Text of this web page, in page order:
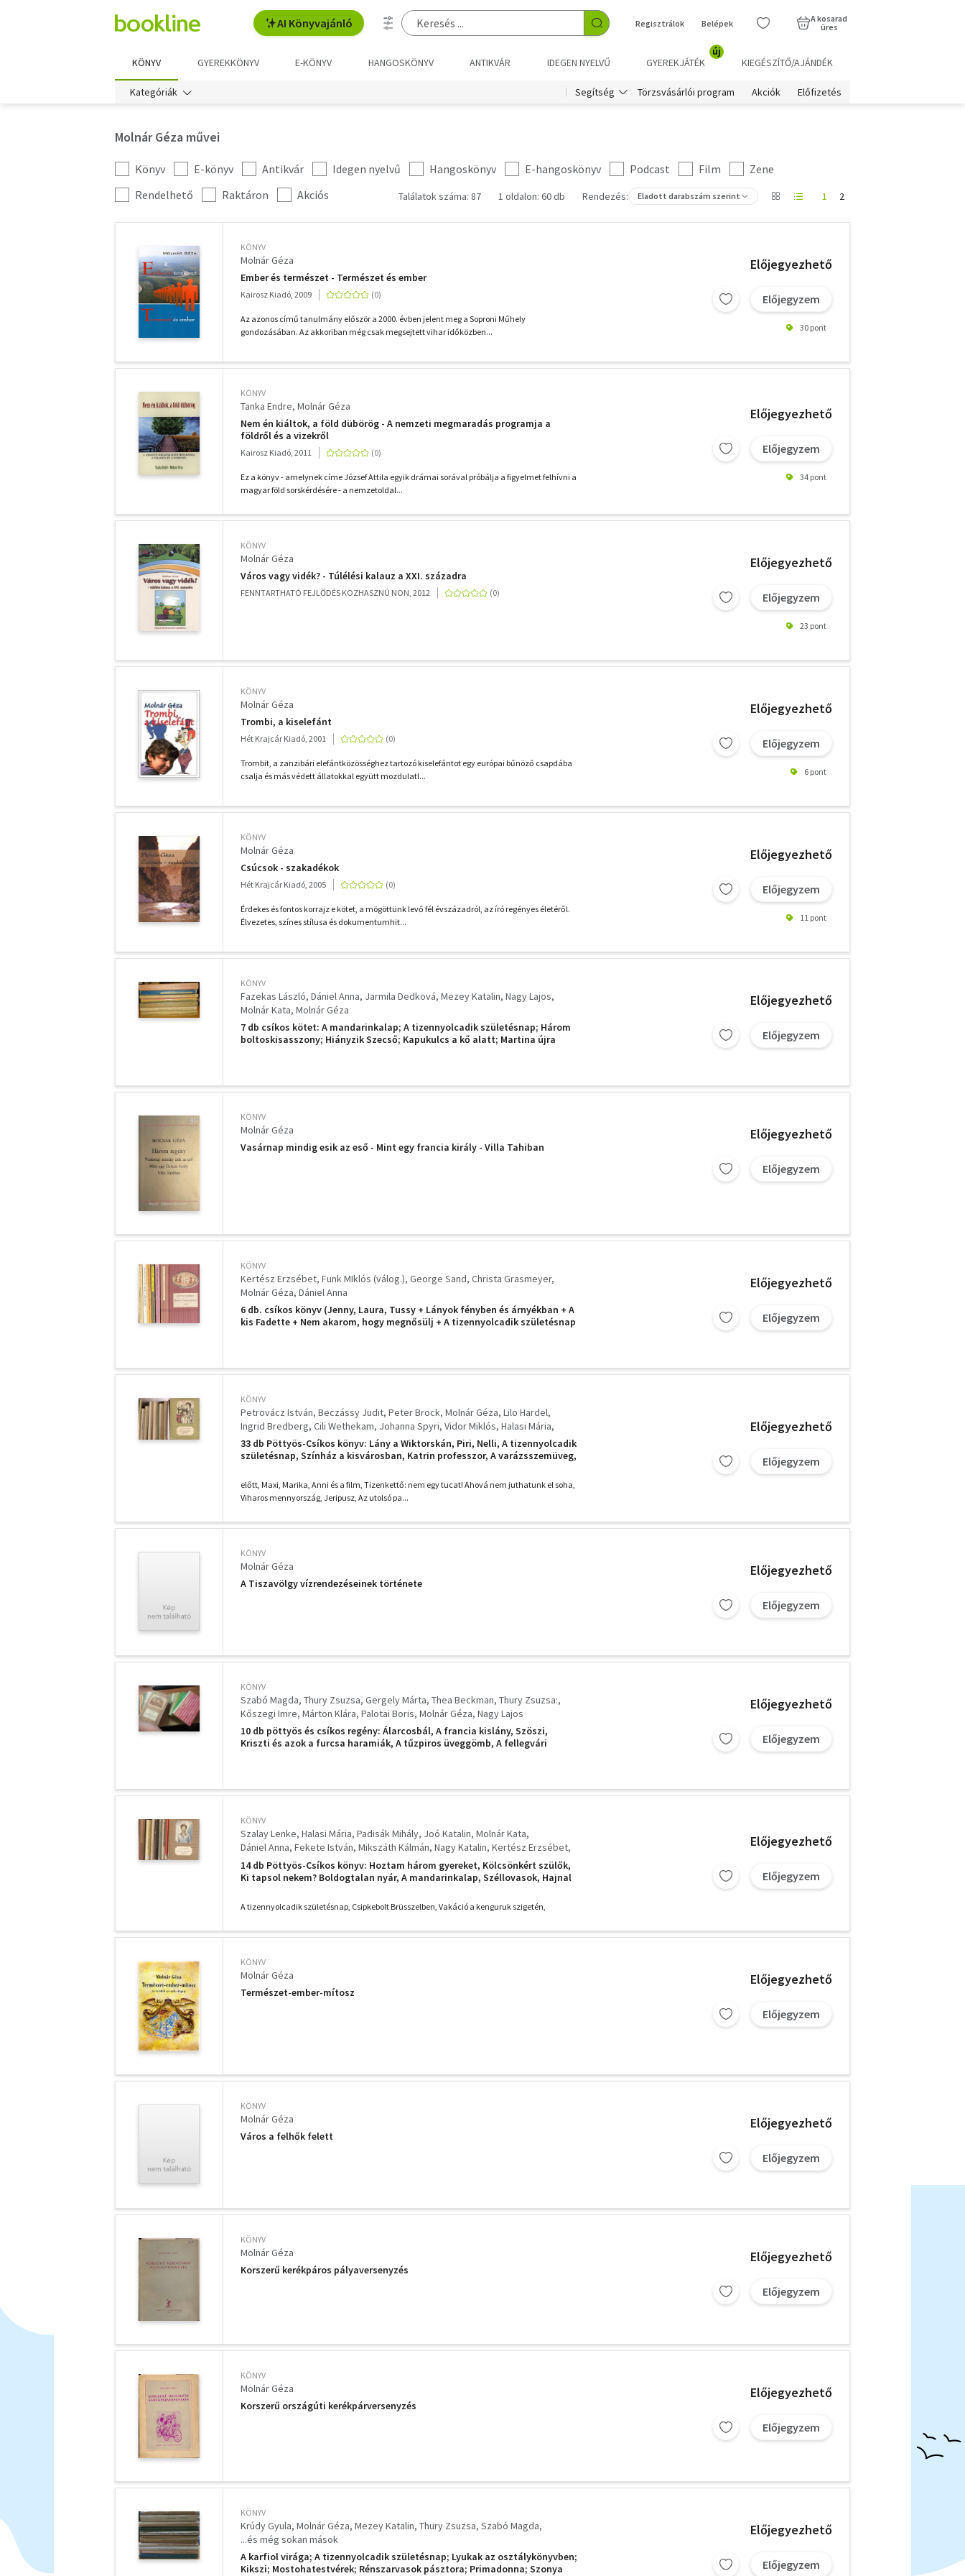
AI Könyvajánló Regisztrálok Belépek
A kosarad
üres
KÖNYV GYEREKKÖNYV E-KÖNYV HANGOSKÖNYV ANTIKVÁR IDEGEN NYELVŰ GYEREKJÁTÉK
új
KIEGÉSZÍTŐ/AJÁNDÉK
Kategóriák Segítség Törzsvásárlói program Akciók Előfizetés
Molnár Géza művei
Kategória
szűrés
Könyv E-könyv Antikvár Idegen nyelvű Hangoskönyv E-hangoskönyv Podcast Film
Zene
További
szűrők
Rendelhető Raktáron Akciós Találatok száma: 87 1 oldalon: 60 db Rendezés: Eladott darabszám szerint 1 2
KÖNYV
Molnár Géza
Ember és természet - Természet és ember
Kairosz Kiadó, 2009
Az azonos című tanulmány először a 2000. évben jelent meg a Soproni Műhely
gondozásában. Az akkoriban még csak megsejtett vihar időközben...
Előjegyezhető
Előjegyzem
30 pont
KÖNYV
Tanka Endre Molnár Géza
Nem én kiáltok, a föld dübörög - A nemzeti megmaradás programja a
földről és a vizekről
Kairosz Kiadó, 2011
Ez a könyv - amelynek címe József Attila egyik drámai sorával próbálja a figyelmet felhívni a
magyar föld sorskérdésére - a nemzetoldal...
Előjegyezhető
Előjegyzem
34 pont
KÖNYV
Molnár Géza
Város vagy vidék? - Túlélési kalauz a XXI. századra
FENNTARTHATÓ FEJLŐDÉS KÖZHASZNÚ NON, 2012
Előjegyezhető
Előjegyzem
23 pont
KÖNYV
Molnár Géza
Trombi, a kiselefánt
Hét Krajcár Kiadó, 2001
Trombit, a zanzibári elefántközösséghez tartozó kiselefántot egy európai bűnöző csapdába
csalja és más védett állatokkal együtt mozdulatl...
Előjegyezhető
Előjegyzem
6 pont
KÖNYV
Molnár Géza
Csúcsok - szakadékok
Hét Krajcár Kiadó, 2005
Érdekes és fontos korrajz e kötet, a mögöttünk levő fél évszázadról, az író regényes életéről.
Élvezetes, színes stílusa és dokumentumhit...
Előjegyezhető
Előjegyzem
11 pont
KÖNYV
Fazekas László Dániel Anna Jarmila Dedková Mezey Katalin Nagy Lajos
Molnár Kata Molnár Géza
7 db csíkos kötet: A mandarinkalap; A tizennyolcadik születésnap; Három
boltoskisasszony; Hiányzik Szecső; Kapukulcs a kő alatt; Martina újra
Előjegyezhető
Előjegyzem
KÖNYV
Molnár Géza
Vasárnap mindig esik az eső - Mint egy francia király - Villa Tahiban
Előjegyezhető
Előjegyzem
KÖNYV
Kertész Erzsébet Funk MIklós (válog.) George Sand Christa Grasmeyer
Molnár Géza Dániel Anna
6 db. csíkos könyv (Jenny, Laura, Tussy + Lányok fényben és árnyékban + A
kis Fadette + Nem akarom, hogy megnősülj + A tizennyolcadik születésnap
Előjegyezhető
Előjegyzem
KÖNYV
Petrovácz István Beczássy Judit Peter Brock Molnár Géza Lilo Hardel
Ingrid Bredberg Cili Wethekam Johanna Spyri Vidor Miklós Halasi Mária
Magyar Katalin Szabó Magda Marie Majerová Gerti Tetzner Mira Lobe
Gergely Márta
Vera Ferra-Mikura André Dhotel Palotai Boris
Thury Zsuzsa Tadeusz Zimecki Szalay Lenke Lev Kasszil
33 db Pöttyös-Csíkos könyv: Lány a Wiktorskán, Piri, Nelli, A tizennyolcadik
születésnap, Színház a kisvárosban, Katrin professzor, A varázsszemüveg,
Robinson kisasszony, Ének a küszöb
előtt, Maxi, Marika, Anni és a film, Tizenkettő: nem egy tucat! Ahová nem juthatunk el soha,
Viharos mennyország, Jeripusz, Az utolsó pa...
Előjegyezhető
Előjegyzem
KÖNYV
Molnár Géza
A Tiszavölgy vízrendezéseinek története
Előjegyezhető
Előjegyzem
KÖNYV
Szabó Magda Thury Zsuzsa Gergely Márta Thea Beckman Thury Zsuzsa:
Kőszegi Imre Márton Klára Palotai Boris Molnár Géza Nagy Lajos
10 db pöttyös és csíkos regény: Álarcosbál, A francia kislány, Szöszi,
Kriszti és azok a furcsa haramiák, A tűzpiros üveggömb, A fellegvári
Előjegyezhető
Előjegyzem
KÖNYV
Szalay Lenke Halasi Mária Padisák Mihály Joó Katalin Molnár Kata
Dániel Anna Fekete István Mikszáth Kálmán Nagy Katalin Kertész Erzsébet
Molnár Géza Tadeusz Zimecki
14 db Pöttyös-Csíkos könyv: Hoztam három gyereket, Kölcsönkért szülők,
Ki tapsol nekem? Boldogtalan nyár, A mandarinkalap, Széllovasok, Hajnal
Tussy, Bettina három élete,
A tizennyolcadik születésnap, Csipkebolt Brüsszelben, Vakáció a kenguruk szigetén,
Előjegyezhető
Előjegyzem
KÖNYV
Molnár Géza
Természet-ember-mítosz
Előjegyezhető
Előjegyzem
KÖNYV
Molnár Géza
Város a felhők felett
Előjegyezhető
Előjegyzem
KÖNYV
Molnár Géza
Korszerű kerékpáros pályaversenyzés
Előjegyezhető
Előjegyzem
KÖNYV
Molnár Géza
Korszerű országúti kerékpárversenyzés
Előjegyezhető
Előjegyzem
KÖNYV
Krúdy Gyula Molnár Géza Mezey Katalin Thury Zsuzsa Szabó Magda
...és még sokan mások
A karfiol virága; A tizennyolcadik születésnap; Lyukak az osztálykönyvben;
Kikszi; Mostohatestvérek; Rénszarvasok pásztora; Primadonna; Szonya
Előjegyezhető
Előjegyzem